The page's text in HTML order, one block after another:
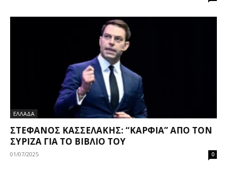
ΕΛΛΑΔΑ
ΣΤΈΦΑΝΟΣ ΚΑΣΣΕΛΆΚΗΣ: “ΚΑΡΦΙΆ” ΑΠΌ ΤΟΝ
ΣΥΡΙΖΑ ΓΙΑ ΤΟ ΒΙΒΛΊΟ ΤΟΥ
01/07/2025 0